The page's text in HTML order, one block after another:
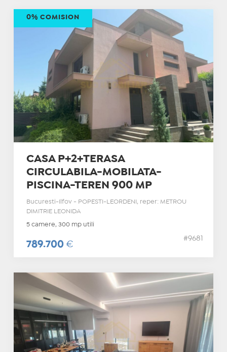
CASA P+2+TERASA
CIRCULABILA-MOBILATA-
PISCINA-TEREN 900 MP
Bucuresti-Ilfov - POPESTI-LEORDENI, reper: METROU
DIMITRIE LEONIDA
5 camere, 300 mp utili
789.700 €
#9681
0% COMISION